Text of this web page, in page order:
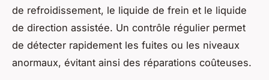
de refroidissement, le liquide de frein et le liquide
de direction assistée. Un contrôle régulier permet
de détecter rapidement les fuites ou les niveaux
anormaux, évitant ainsi des réparations coûteuses.